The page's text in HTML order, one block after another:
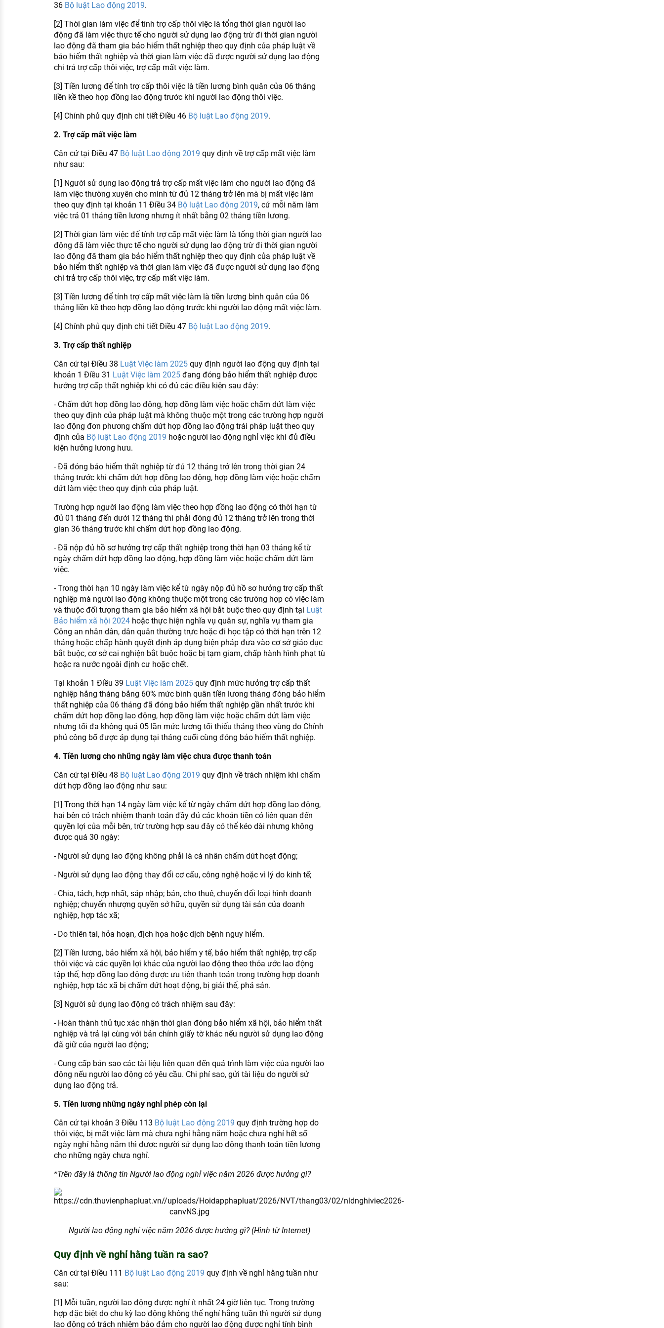
36 Bộ luật Lao động 2019.
[2] Thời gian làm việc để tính trợ cấp thôi việc là tổng thời gian người lao
động đã làm việc thực tế cho người sử dụng lao động trừ đi thời gian người
lao động đã tham gia bảo hiểm thất nghiệp theo quy định của pháp luật về
bảo hiểm thất nghiệp và thời gian làm việc đã được người sử dụng lao động
chi trả trợ cấp thôi việc, trợ cấp mất việc làm.
[3] Tiền lương để tính trợ cấp thôi việc là tiền lương bình quân của 06 tháng
liền kề theo hợp đồng lao động trước khi người lao động thôi việc.
[4] Chính phủ quy định chi tiết Điều 46 Bộ luật Lao động 2019.
2. Trợ cấp mất việc làm
Căn cứ tại Điều 47 Bộ luật Lao động 2019 quy định về trợ cấp mất việc làm
như sau:
[1] Người sử dụng lao động trả trợ cấp mất việc làm cho người lao động đã
làm việc thường xuyên cho mình từ đủ 12 tháng trở lên mà bị mất việc làm
theo quy định tại khoản 11 Điều 34 Bộ luật Lao động 2019, cứ mỗi năm làm
việc trả 01 tháng tiền lương nhưng ít nhất bằng 02 tháng tiền lương.
[2] Thời gian làm việc để tính trợ cấp mất việc làm là tổng thời gian người lao
động đã làm việc thực tế cho người sử dụng lao động trừ đi thời gian người
lao động đã tham gia bảo hiểm thất nghiệp theo quy định của pháp luật về
bảo hiểm thất nghiệp và thời gian làm việc đã được người sử dụng lao động
chi trả trợ cấp thôi việc, trợ cấp mất việc làm.
[3] Tiền lương để tính trợ cấp mất việc làm là tiền lương bình quân của 06
tháng liền kề theo hợp đồng lao động trước khi người lao động mất việc làm.
[4] Chính phủ quy định chi tiết Điều 47 Bộ luật Lao động 2019.
3. Trợ cấp thất nghiệp
Căn cứ tại Điều 38 Luật Việc làm 2025quy định người lao động quy định tại
khoản 1 Điều 31 Luật Việc làm 2025đang đóng bảo hiểm thất nghiệp được
hưởng trợ cấp thất nghiệp khi có đủ các điều kiện sau đây:
- Chấm dứt hợp đồng lao động, hợp đồng làm việc hoặc chấm dứt làm việc
theo quy định của pháp luật mà không thuộc một trong các trường hợp người
lao động đơn phương chấm dứt hợp đồng lao động trái pháp luật theo quy
định của Bộ luật Lao động 2019 hoặc người lao động nghỉ việc khi đủ điều
kiện hưởng lương hưu.
- Đã đóng bảo hiểm thất nghiệp từ đủ 12 tháng trở lên trong thời gian 24
tháng trước khi chấm dứt hợp đồng lao động, hợp đồng làm việc hoặc chấm
dứt làm việc theo quy định của pháp luật.
Trường hợp người lao động làm việc theo hợp đồng lao động có thời hạn từ
đủ 01 tháng đến dưới 12 tháng thì phải đóng đủ 12 tháng trở lên trong thời
gian 36 tháng trước khi chấm dứt hợp đồng lao động.
- Đã nộp đủ hồ sơ hưởng trợ cấp thất nghiệp trong thời hạn 03 tháng kể từ
ngày chấm dứt hợp đồng lao động, hợp đồng làm việc hoặc chấm dứt làm
việc.
- Trong thời hạn 10 ngày làm việc kể từ ngày nộp đủ hồ sơ hưởng trợ cấp thất
nghiệp mà người lao động không thuộc một trong các trường hợp có việc làm
và thuộc đối tượng tham gia bảo hiểm xã hội bắt buộc theo quy định tại Luật
Bảo hiểm xã hội 2024hoặc thực hiện nghĩa vụ quân sự, nghĩa vụ tham gia
Công an nhân dân, dân quân thường trực hoặc đi học tập có thời hạn trên 12
tháng hoặc chấp hành quyết định áp dụng biện pháp đưa vào cơ sở giáo dục
bắt buộc, cơ sở cai nghiện bắt buộc hoặc bị tạm giam, chấp hành hình phạt tù
hoặc ra nước ngoài định cư hoặc chết.
Tại khoản 1 Điều 39 Luật Việc làm 2025quy định mức hưởng trợ cấp thất
nghiệp hằng tháng bằng 60% mức bình quân tiền lương tháng đóng bảo hiểm
thất nghiệp của 06 tháng đã đóng bảo hiểm thất nghiệp gần nhất trước khi
chấm dứt hợp đồng lao động, hợp đồng làm việc hoặc chấm dứt làm việc
nhưng tối đa không quá 05 lần mức lương tối thiểu tháng theo vùng do Chính
phủ công bố được áp dụng tại tháng cuối cùng đóng bảo hiểm thất nghiệp.
4. Tiền lương cho những ngày làm việc chưa được thanh toán
Căn cứ tại Điều 48 Bộ luật Lao động 2019 quy định về trách nhiệm khi chấm
dứt hợp đồng lao động như sau:
[1] Trong thời hạn 14 ngày làm việc kể từ ngày chấm dứt hợp đồng lao động,
hai bên có trách nhiệm thanh toán đầy đủ các khoản tiền có liên quan đến
quyền lợi của mỗi bên, trừ trường hợp sau đây có thể kéo dài nhưng không
được quá 30 ngày:
- Người sử dụng lao động không phải là cá nhân chấm dứt hoạt động;
- Người sử dụng lao động thay đổi cơ cấu, công nghệ hoặc vì lý do kinh tế;
- Chia, tách, hợp nhất, sáp nhập; bán, cho thuê, chuyển đổi loại hình doanh
nghiệp; chuyển nhượng quyền sở hữu, quyền sử dụng tài sản của doanh
nghiệp, hợp tác xã;
- Do thiên tai, hỏa hoạn, địch họa hoặc dịch bệnh nguy hiểm.
[2] Tiền lương, bảo hiểm xã hội, bảo hiểm y tế, bảo hiểm thất nghiệp, trợ cấp
thôi việc và các quyền lợi khác của người lao động theo thỏa ước lao động
tập thể, hợp đồng lao động được ưu tiên thanh toán trong trường hợp doanh
nghiệp, hợp tác xã bị chấm dứt hoạt động, bị giải thể, phá sản.
[3] Người sử dụng lao động có trách nhiệm sau đây:
- Hoàn thành thủ tục xác nhận thời gian đóng bảo hiểm xã hội, bảo hiểm thất
nghiệp và trả lại cùng với bản chính giấy tờ khác nếu người sử dụng lao động
đã giữ của người lao động;
- Cung cấp bản sao các tài liệu liên quan đến quá trình làm việc của người lao
động nếu người lao động có yêu cầu. Chi phí sao, gửi tài liệu do người sử
dụng lao động trả.
5. Tiền lương những ngày nghỉ phép còn lại
Căn cứ tại khoản 3 Điều 113 Bộ luật Lao động 2019 quy định trường hợp do
thôi việc, bị mất việc làm mà chưa nghỉ hằng năm hoặc chưa nghỉ hết số
ngày nghỉ hằng năm thì được người sử dụng lao động thanh toán tiền lương
cho những ngày chưa nghỉ.
*Trên đây là thông tin Người lao động nghỉ việc năm 2026 được hưởng gì?
Người lao động nghỉ việc năm 2026 được hưởng gì? (Hình từ Internet)
Quy định về nghỉ hằng tuần ra sao?
Căn cứ tại Điều 111 Bộ luật Lao động 2019 quy định về nghỉ hằng tuần như
sau:
[1] Mỗi tuần, người lao động được nghỉ ít nhất 24 giờ liên tục. Trong trường
hợp đặc biệt do chu kỳ lao động không thể nghỉ hằng tuần thì người sử dụng
lao động có trách nhiệm bảo đảm cho người lao động được nghỉ tính bình